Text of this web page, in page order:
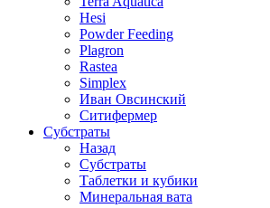
Hesi
Powder Feeding
Plagron
Rastea
Simplex
Иван Овсинский
Ситифермер
Субстраты
Назад
Субстраты
Таблетки и кубики
Минеральная вата